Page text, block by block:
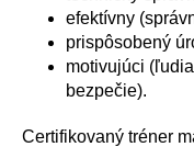
efektívny
prispôsobený
motivujúci
bezpečie).
Certifikovaný tréner